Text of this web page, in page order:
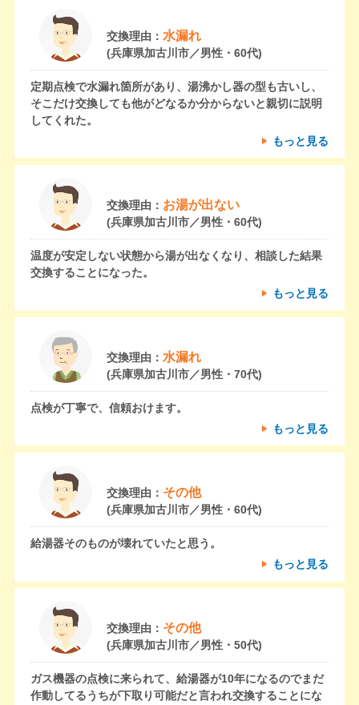
交換理由： 水漏れ
(兵庫県加古川市／男性・60代)
定期点検で水漏れ箇所があり、湯沸かし器の型も古いし、
そこだけ交換しても他がどなるか分からないと親切に説明
してくれた。
もっと見る
交換理由： お湯が出ない
(兵庫県加古川市／男性・60代)
温度が安定しない状態から湯が出なくなり、相談した結果
交換することになった。
もっと見る
交換理由： 水漏れ
(兵庫県加古川市／男性・70代)
点検が丁寧で、信頼おけます。
もっと見る
交換理由： その他
(兵庫県加古川市／男性・60代)
給湯器そのものが壊れていたと思う。
もっと見る
交換理由： その他
(兵庫県加古川市／男性・50代)
ガス機器の点検に来られて、給湯器が10年になるのでまだ
作動してるうちが下取り可能だと言われ交換することにな